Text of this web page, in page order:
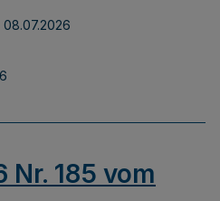
08.07.2026
Nr. 185 vom